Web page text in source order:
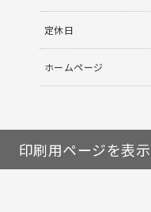
定休日
ホームページ
印刷用ページを表示